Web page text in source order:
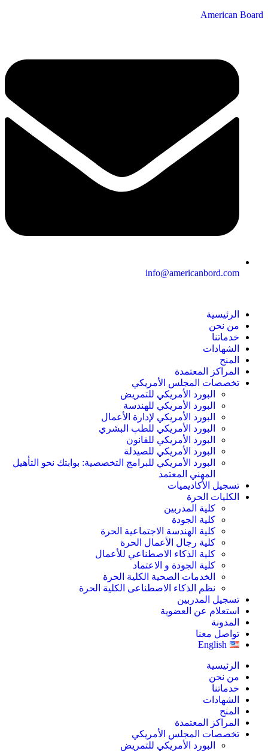
American Board
info@americanbord.com
الرئيسية
من نحن
خدماتنا
الشهادات
المنح
المراكز المعتمدة
تخصصات المجلس الأمريكي
البورد الأمريكي للتمريض
البورد الأمريكي للهندسة
البورد الأمريكي لإدارة الأعمال
البورد الأمريكي للطب البشري
البورد الأمريكي للقانون
البورد الأمريكي للصيدلة
البورد الأمريكي للبرامج التخصصية: بوابتك نحو التأهيل
المهني المعتمد
تسجيل الأكاديميات
الكليات الحرة
كلية المدربين
كلية الجودة
كلية الهندسة الاجتماعية الحرة
كلية رجال الأعمال الحرة
كلية الذكاء الاصطناعي للأعمال
كلية الجودة و الاعتماد
الخدمات الصحية الكلية الحرة
نظم الذكاء الاصطناعى الكلية الحرة
تسجيل المدربين
استعلام عن العضوية
المدونة
تواصل معنا
English
الرئيسية
من نحن
خدماتنا
الشهادات
المنح
المراكز المعتمدة
تخصصات المجلس الأمريكي
البورد الأمريكي للتمريض